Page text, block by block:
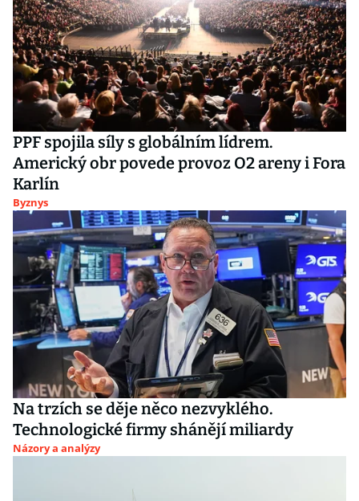
PPF spojila síly s globálním lídrem.
Americký obr povede provoz O2 areny i Fora
Karlín
Byznys
Na trzích se děje něco nezvyklého.
Technologické firmy shánějí miliardy
Názory a analýzy